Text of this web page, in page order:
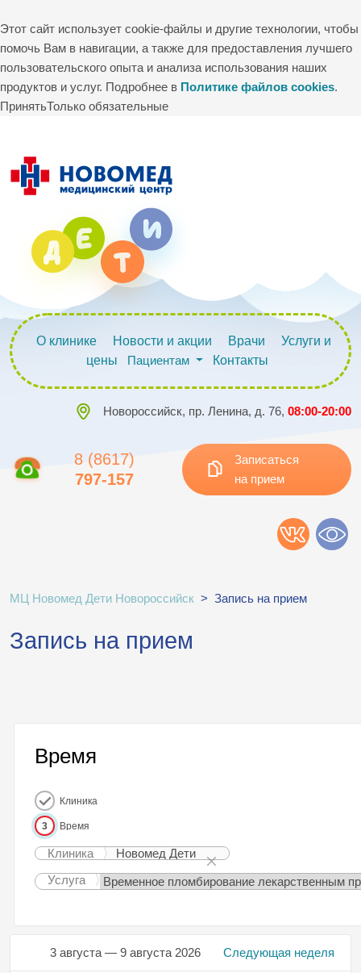
Этот сайт использует cookie-файлы и другие технологии, чтобы
помочь Вам в навигации, а также для предоставления лучшего
пользовательского опыта и анализа использования наших
продуктов и услуг. Подробнее в Политике файлов cookies.
ПринятьТолько обязательные
О клинике Новости и акции Врачи
Услуги и
цены
Пациентам Контакты
Новороссийск, пр. Ленина, д. 76, 08:00-20:00
8 (8617)
797-157
Записаться
на прием
МЦ Новомед Дети Новороссийск > Запись на прием
Запись на прием
Время
Клиника
3 Время
Клиника
Новомед Дети
Услуга
Следующая неделя
3 августа — 9 августа 2026